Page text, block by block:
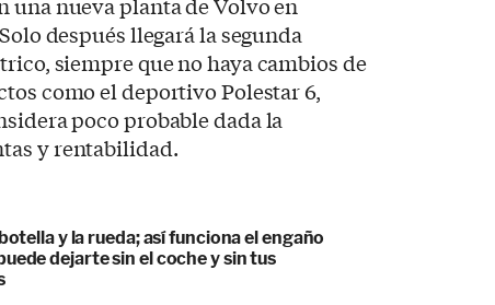
después llegará la segunda
siempre que no haya cambios de
como el deportivo Polestar 6,
poco probable dada la
y rentabilidad.
y la rueda; así funciona el engaño
dejarte sin el coche y sin tus